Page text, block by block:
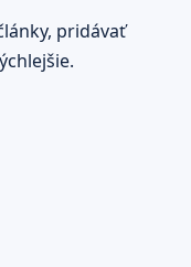
pridávať